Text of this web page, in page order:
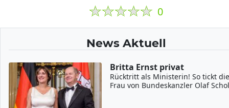
0
News Aktuell
Britta Ernst privat
Rücktritt als Ministerin! So tickt
Frau von Bundeskanzler Olaf